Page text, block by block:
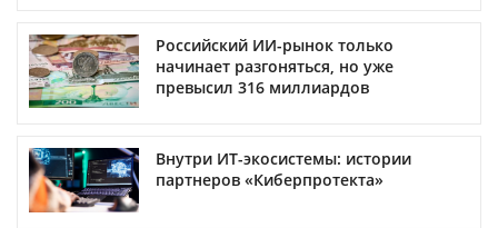
Российский ИИ-рынок только
начинает разгоняться, но уже
превысил 316 миллиардов
Внутри ИТ-экосистемы: истории
партнеров «Киберпротекта»